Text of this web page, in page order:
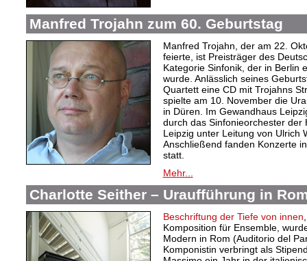
Manfred Trojahn zum 60. Geburtstag
Manfred Trojahn, der am 22.
feierte, ist Preisträger des
Kategorie Sinfonik, der in Berlin
wurde. Anlässlich seines
Quartett eine CD mit Trojahns
spielte am 10. November die
in Düren. Im Gewandhaus
durch das Sinfonieorchester der
Leipzig unter Leitung von Ulrich
Anschließend fanden Konzerte
statt.
Mehr...
Charlotte Seither – Uraufführung in
Beschriftung der Tiefe von innen
Komposition für Ensemble,
Modern in Rom (Auditorio del
Komponistin verbringt als